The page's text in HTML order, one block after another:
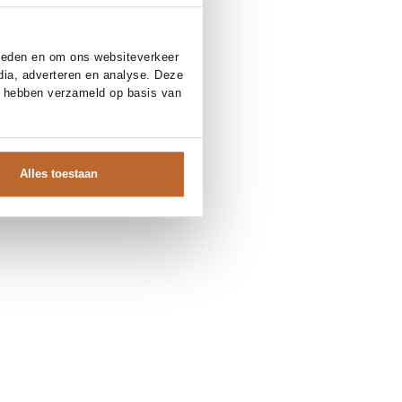
en om ons websiteverkeer
adverteren en analyse. Deze
verzameld op basis van
Alles toestaan